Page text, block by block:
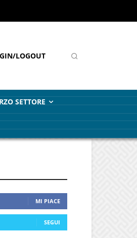
LOGOUT
SETTORE
MI PIACE
SEGUI